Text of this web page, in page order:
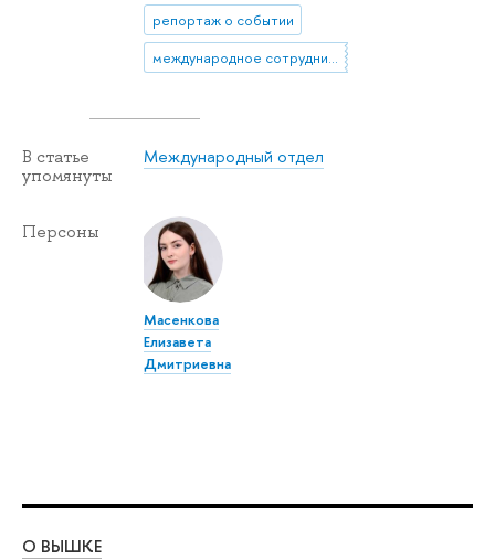
репортаж о событии
международное сотрудничество
В статье
упомянуты
Международный отдел
Персоны
Масенкова
Елизавета
Дмитриевна
О ВЫШКЕ